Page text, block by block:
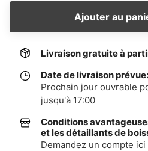
Ajouter au
Livraison gratuite à
Date de livraison prévue:
Prochain jour ouvrable
jusqu'à 17:00
Conditions
et les détaillants de
Demandez un compte ici